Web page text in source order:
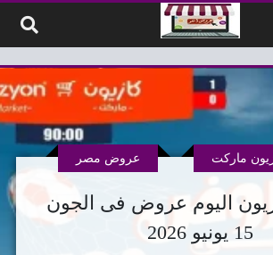
اليوم عروض فى الجون
15 يونيو 2026
ماركت عروض مصر